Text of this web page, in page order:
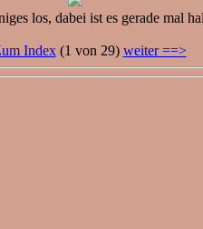
los, dabei ist es gerade mal
Index(1 von 29) weiter ==>